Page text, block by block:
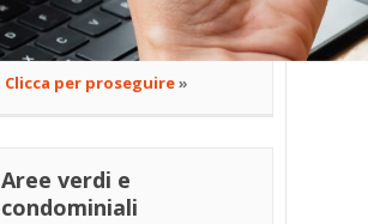
Antenne condominiali
Clicca per proseguire»
Aree verdi e
condominiali